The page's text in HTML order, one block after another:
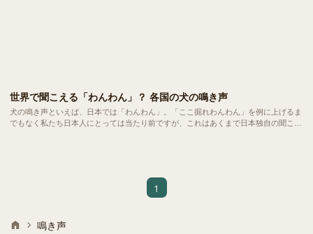
世界で聞こえる「わんわん」？ 各国の犬の鳴き声
犬の鳴き声といえば、日本では「わんわん」。「ここ掘れわんわん」を例に上げるま
でもなく私たち日本人にとっては当たり前ですが、これはあくまで日本独自の聞こえ
1
鳴き声